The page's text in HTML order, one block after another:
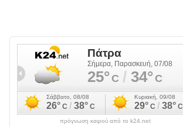
πρόγνωση καιρού από το k24.net